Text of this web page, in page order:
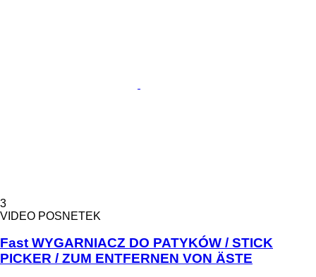
3
VIDEO POSNETEK
Fast WYGARNIACZ DO PATYKÓW / STICK
PICKER / ZUM ENTFERNEN VON ÄSTE